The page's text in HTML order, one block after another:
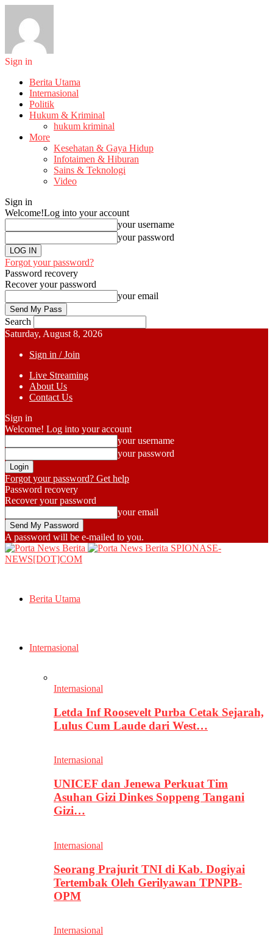
Sign in
Berita Utama
Internasional
Politik
Hukum & Kriminal
hukum kriminal
More
Kesehatan & Gaya Hidup
Infotaimen & Hiburan
Sains & Teknologi
Video
Sign in
Welcome!Log into your account
your username
your password
Forgot your password?
Password recovery
Recover your password
your email
Search
Saturday, August 8, 2026
Sign in / Join
Live Streaming
About Us
Contact Us
Sign in
Welcome! Log into your account
your username
your password
Forgot your password? Get help
Password recovery
Recover your password
your email
A password will be e-mailed to you.
SPIONASE-
NEWS[DOT]COM
Berita Utama
Internasional
Internasional
Letda Inf Roosevelt Purba Cetak Sejarah,
Lulus Cum Laude dari West…
Internasional
UNICEF dan Jenewa Perkuat Tim
Asuhan Gizi Dinkes Soppeng Tangani
Gizi…
Internasional
Seorang Prajurit TNI di Kab. Dogiyai
Tertembak Oleh Gerilyawan TPNPB-
OPM
Internasional